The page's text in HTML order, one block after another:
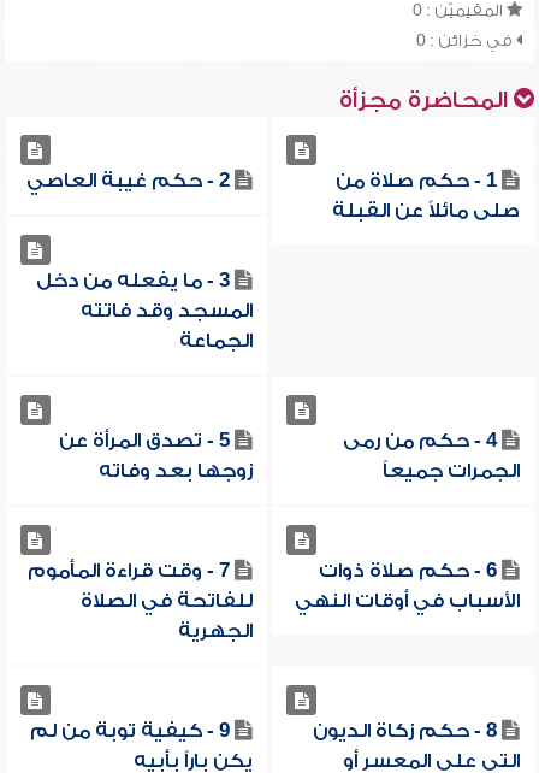
المقيميّن : 0
في خزائن : 0
المحاضرة مجزأة
1 - حكم صلاة من
صلى مائلاً عن القبلة
2 - حكم غيبة العاصي
3 - ما يفعله من دخل
المسجد وقد فاتته
الجماعة
4 - حكم من رمى
الجمرات جميعاً
5 - تصدق المرأة عن
زوجها بعد وفاته
6 - حكم صلاة ذوات
الأسباب في أوقات النهي
7 - وقت قراءة المأموم
للفاتحة في الصلاة
الجهرية
8 - حكم زكاة الديون
التي على المعسر أو
9 - كيفية توبة من لم
يكن باراً بأبيه